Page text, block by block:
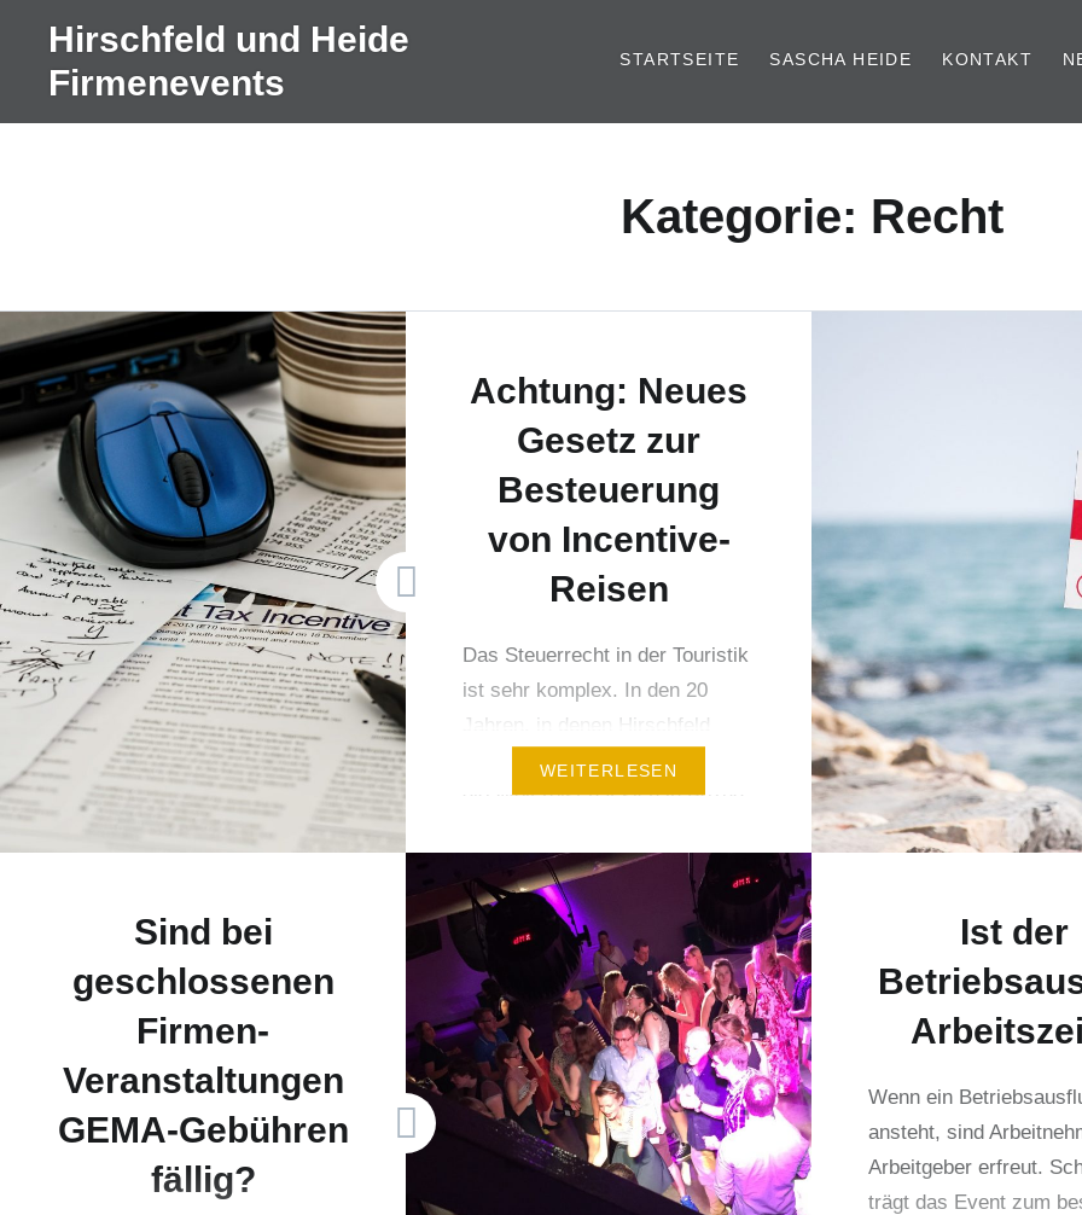
Hirschfeld und Heide
Firmenevents
STARTSEITE SASCHA HEIDE KONTAKT
Kategorie: Recht
Achtung: Neues
Gesetz zur
Besteuerung
von Incentive-
Reisen
Das Steuerrecht in der Touristik
ist sehr komplex. In den 20
Jahren, in denen Hirschfeld
Touristik Event mit Gruppen um
die Welt reist hat sich in Bezug
korrekte steuerliche
Veranlagung immer wieder viel
verändert. Die besondere
Herausforderung für Endkunden
und alle Agenturen dabei ist,
dass viele Projekte im Ausland
stattfinden…
WEITERLESEN
Sind bei
geschlossenen
Firmen-
Veranstaltungen
GEMA-Gebühren
fällig?
Ist der
Wenn ein
ansteht, sind
Arbeitgeber erfreut.
trägt das Event zum